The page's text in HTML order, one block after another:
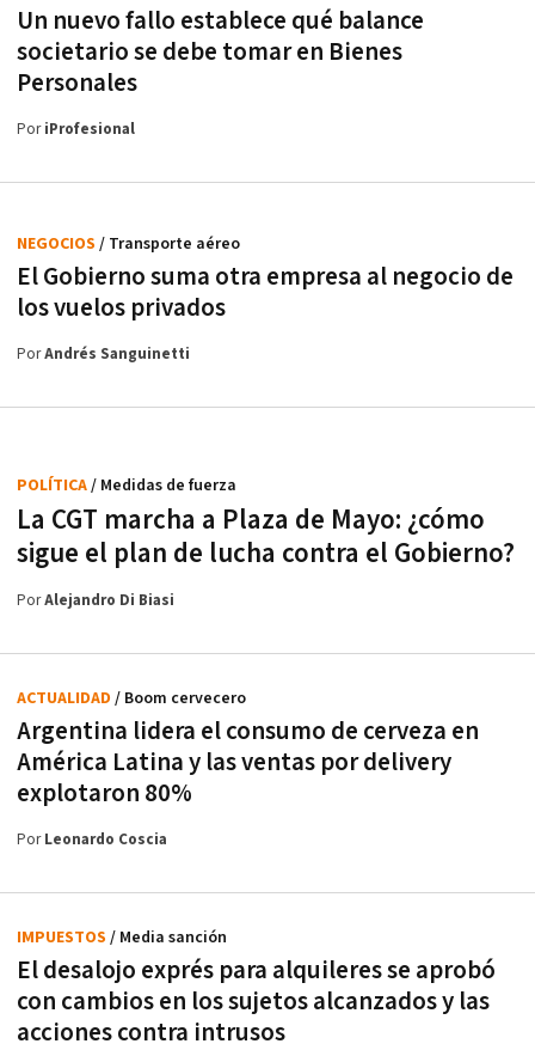
Un nuevo fallo establece qué balance
societario se debe tomar en Bienes
Personales
PoriProfesional
El Gobierno suma otra empresa al negocio de
los vuelos privados
NEGOCIOS / Transporte aéreo
PorAndrés Sanguinetti
La CGT marcha a Plaza de Mayo: ¿cómo
sigue el plan de lucha contra el Gobierno?
POLÍTICA/ Medidas de fuerza
PorAlejandro Di Biasi
Argentina lidera el consumo de cerveza en
América Latina y las ventas por delivery
explotaron 80%
ACTUALIDAD / Boom cervecero
PorLeonardo Coscia
El desalojo exprés para alquileres se aprobó
con cambios en los sujetos alcanzados y las
acciones contra intrusos
IMPUESTOS / Media sanción